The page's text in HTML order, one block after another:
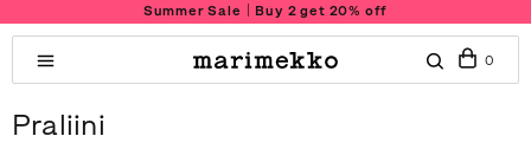
Summer Sale｜Buy 2 get 20% off
0
Praliini